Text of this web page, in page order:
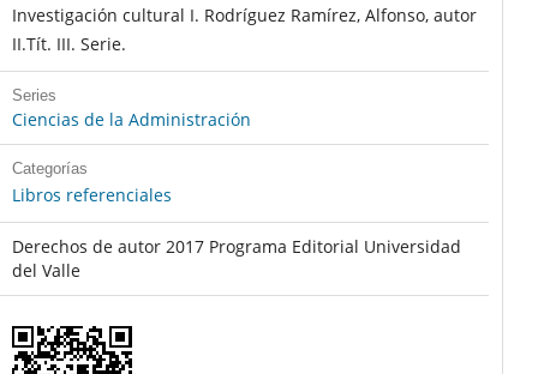
Investigación cultural I. Rodríguez Ramírez, Alfonso, autor
II.Tít. III. Serie.
Series
Ciencias de la Administración
Categorías
Libros referenciales
Derechos de autor 2017 Programa Editorial Universidad
del Valle